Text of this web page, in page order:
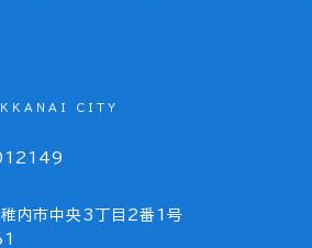
CITY
内市中央3丁目2番1号